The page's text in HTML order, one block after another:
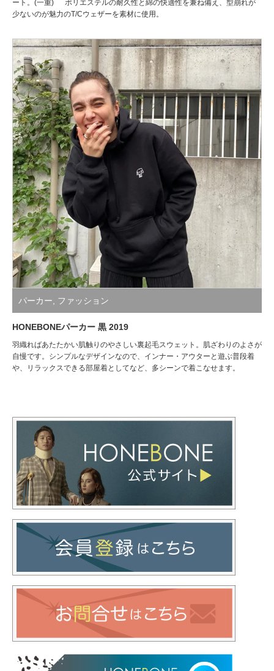
ート。(一重) ポリエステルの耐久性と綿の快適性を兼ね備え、型崩れが
少ないのが魅力のT/Cウェザーを素材に使用。
パーカー, ファッション
HONEBONEパーカー 黒 2019
羽織ればあたたかい肌触りのやさしい裏起毛スウェット。肌ざわりのよさが
自慢です。シンプルなデザインなので、インナー・アウターと遊ぶ普段着
や、リラックスできる部屋着としてなど、多シーンで着こなせます。